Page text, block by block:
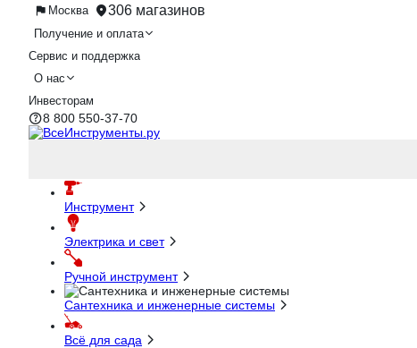
Москва 306 магазинов
Получение и оплата
Сервис и поддержка
О нас
Инвесторам
8 800 550-37-70
Инструмент
Электрика и свет
Ручной инструмент
Сантехника и инженерные системы
Всё для сада